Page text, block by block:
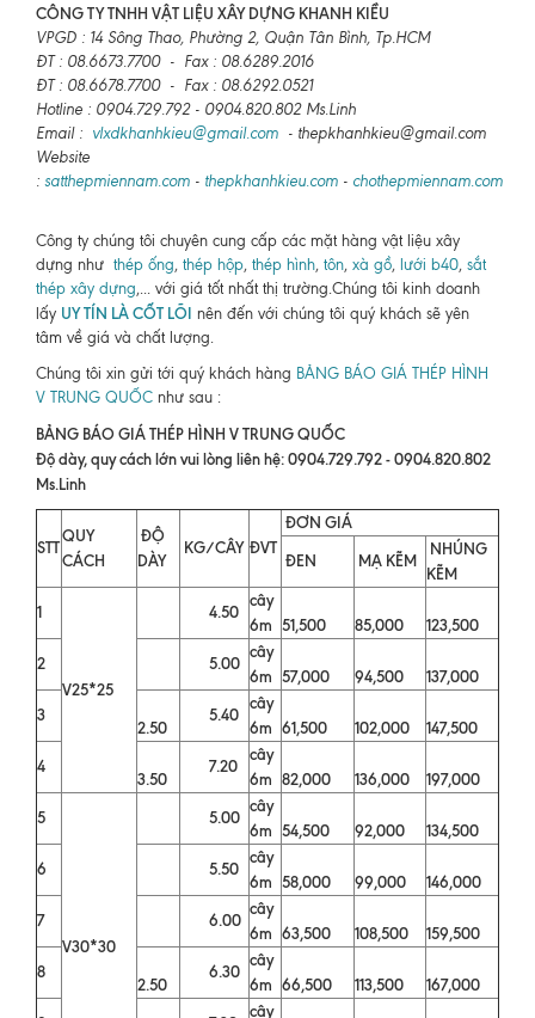
CÔNG TY TNHH VẬT LIỆU XÂY DỰNG KHANH KIỀU
VPGD : 14 Sông Thao, Phường 2, Quận Tân Bình, Tp.HCM
ĐT : 08.6673.7700 - Fax : 08.6289.2016
ĐT : 08.6678.7700 - Fax : 08.6292.0521
Hotline : 0904.729.792 - 0904.820.802 Ms.Linh
Email : vlxdkhanhkieu@gmail.com - thepkhanhkieu@gmail.com
Website
: satthepmiennam.com - thepkhanhkieu.com - chothepmiennam.com
Công ty chúng tôi chuyên cung cấp các mặt hàng vật liệu xây
dựng như thép ống, thép hộp, thép hình, tôn, xà gồ, lưới b40, sắt
thép xây dựng,... với giá tốt nhất thị trường.Chúng tôi kinh doanh
lấy UY TÍN LÀ CỐT LÕI nên đến với chúng tôi quý khách sẽ yên
tâm về giá và chất lượng.
Chúng tôi xin gửi tới quý khách hàng BẢNG BÁO GIÁ THÉP HÌNH
V TRUNG QUỐC như sau :
BẢNG BÁO GIÁ THÉP HÌNH V TRUNG QUỐC
Độ dày, quy cách lớn vui lòng liên hệ: 0904.729.792 - 0904.820.802
Ms.Linh
STT
QUY
CÁCH
ĐỘ
DÀY
KG/CÂY ĐVT
ĐƠN GIÁ
ĐEN
MẠ KẼM
NHÚNG
KẼM
1
V25*25
4.50
cây
6m 51,500 85,000
123,500
2
5.00
cây
6m 57,000 94,500
137,000
3
2.50
5.40
cây
6m 61,500 102,000
147,500
4
3.50
7.20
cây
6m 82,000 136,000
197,000
5
V30*30
5.00
cây
6m 54,500 92,000
134,500
6
5.50
cây
6m 58,000 99,000
146,000
7
6.00
cây
6m 63,500 108,500
159,500
8
2.50
6.30
cây
6m 66,500 113,500
167,000
cây